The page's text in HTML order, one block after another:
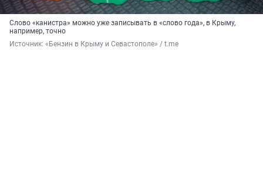
Слово «канистра» можно уже записывать в «слово года», в Крыму,
например, точно
Источник: «Бензин в Крыму и Севастополе» / t.me